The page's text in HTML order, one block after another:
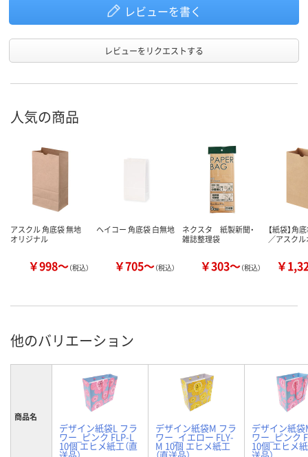
レビューを書く
レビューをリクエストする
人気の商品
アスクル 角底袋 無地
オリジナル
￥998～（税込）
ヘイコー 角底袋 白無地
￥705～（税込）
ネクスタ 紙製新聞・
雑誌整理袋
￥303～（税込）
【紙袋】
／アスク
￥
他のバリエーション
商品名
デザイン紙袋L フラ
ワー_ピンク FLP-L
10個 エヒメ紙工（直
デザイン紙袋M フラ
ワー_イエロー FLY-
M 10個 エヒメ紙工
デザイン紙袋
ワー_ピンク
10個 エヒメ紙